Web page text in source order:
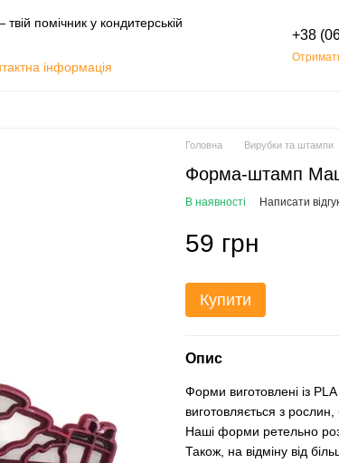
помічник у кондитерській
інформація
+38
Головна Вирубки та штампи
Форма-штамп
В наявності Написати
59 грн
Купити
Опис
Форми виготовлені із
виготовляється з
Наші форми ретельно
Також, на відміну від